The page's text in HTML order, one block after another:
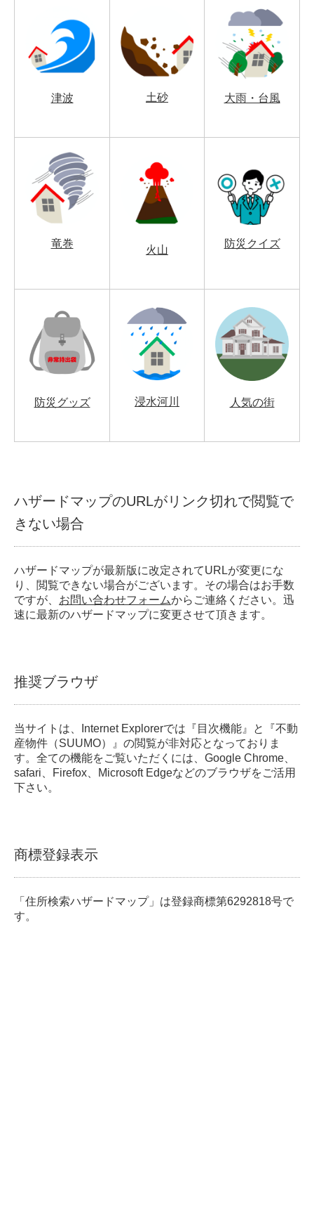
津波 土砂 大雨・台風
竜巻
火山
防災クイズ
防災グッズ 浸水河川 人気の街
ハザードマップのURLがリンク切れで閲覧で
きない場合
ハザードマップが最新版に改定されてURLが変更にな
り、閲覧できない場合がございます。その場合はお手数
ですが、 お問い合わせフォームからご連絡ください。迅
速に最新のハザードマップに変更させて頂きます。
推奨ブラウザ
当サイトは、Internet Explorerでは『目次機能』と『不動
産物件（SUUMO）』の閲覧が非対応となっておりま
す。全ての機能をご覧いただくには、Google Chrome、
safari、Firefox、Microsoft Edgeなどのブラウザをご活用
下さい。
商標登録表示
「住所検索ハザードマップ」は登録商標第6292818号で
す。